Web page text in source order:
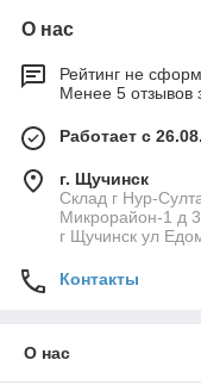
О нас
Рейтинг не
Менее 5 отзывов
Работает с
г. Щучинск
Склад г Нур-
Микрорайон-1 д
г Щучинск ул
Контакты
О нас